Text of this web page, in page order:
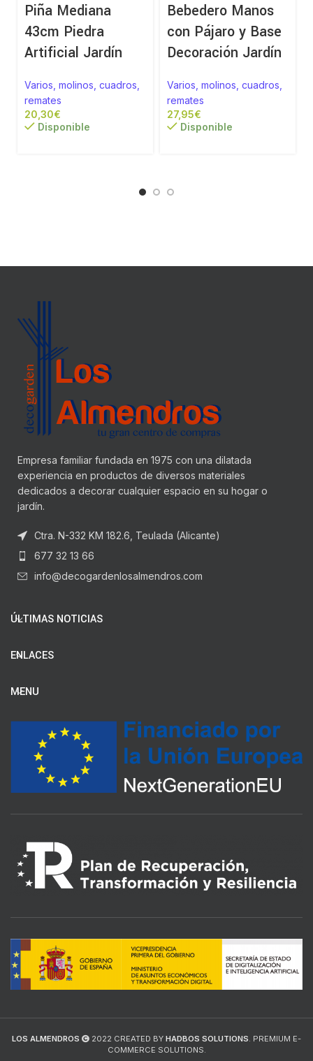
Piña Mediana
43cm Piedra
Artificial Jardín
Varios, molinos, cuadros,
remates
€
Disponible
Bebedero Manos
con Pájaro y Base
Decoración Jardín
Varios, molinos, cuadros,
remates
€
Disponible
Empresa familiar fundada en 1975 con una dilatada
experiencia en productos de diversos materiales
dedicados a decorar cualquier espacio en su hogar o
jardín.
Ctra. N-332 KM 182.6, Teulada (Alicante)
677 32 13 66
info@decogardenlosalmendros.com
ÚLTIMAS NOTICIAS
ENLACES
MENU
LOS ALMENDROS 2022 CREATED BY HADBOS SOLUTIONS . PREMIUM E-
COMMERCE SOLUTIONS.